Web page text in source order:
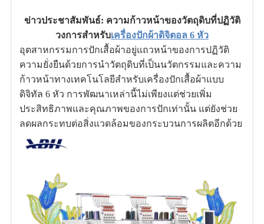
ข่าวประชาสัมพันธ์: ความก้าวหน้าของวัตถุดิบที่ปฏิวัติ
วงการสำหรับเครื่องปักผ้าดิจิตอล 6 หัว
อุตสาหกรรมการปักเสื้อผ้าอยู่แถวหน้าของการปฏิวัติ
ความยั่งยืนด้วยการนำวัตถุดิบที่เป็นนวัตกรรมและความ
ก้าวหน้าทางเทคโนโลยีสำหรับเครื่องปักเสื้อผ้าแบบ
ดิจิทัล 6 หัว การพัฒนาเหล่านี้ไม่เพียงแต่ช่วยเพิ่ม
ประสิทธิภาพและคุณภาพของการปักเท่านั้น แต่ยังช่วย
ลดผลกระทบต่อสิ่งแวดล้อมของกระบวนการผลิตอีกด้วย